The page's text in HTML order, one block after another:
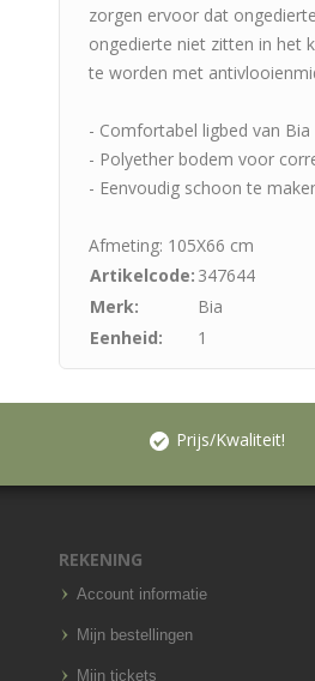
zorgen ervoor dat
ongedierte niet zitten in het
te worden met
- Comfortabel ligbed van Bia
- Polyether bodem voor
- Eenvoudig schoon te
Afmeting: 105X66 cm
Artikelcode: 347644
Merk:
Bia
Eenheid:
1
Prijs/Kwaliteit!
REKENING
Account informatie
Mijn bestellingen
Mijn tickets